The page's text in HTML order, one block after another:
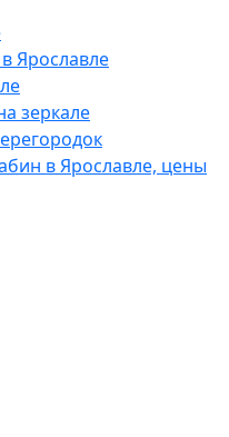
Ярославле
зеркале
в Ярославле, цены